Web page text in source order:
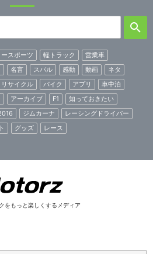
スポーツ 軽トラック
営業車
名言 スバル 感動 動画
ネタ
リサイクル バイク アプリ
車中泊
アーカイブ F1
知っておきたい
ジムカーナ
レーシングドライバー
グッズ レース
をもっと楽しくするメディア